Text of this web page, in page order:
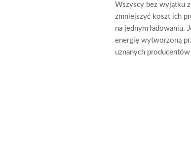
Wszyscy bez wyjątku
zmniejszyć koszt ich
na jednym ładowaniu.
energię wytworzoną
uznanych